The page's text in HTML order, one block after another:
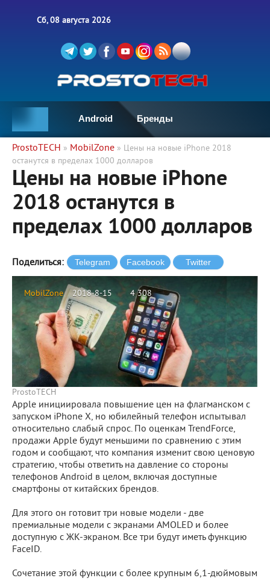
Сб, 08 августа 2026
Android Бренды
ProstoTECH » MobilZone » Цены на новые iPhone 2018
останутся в пределах 1000 долларов
Цены на новые iPhone
2018 останутся в
пределах 1000 долларов
Поделиться:
MobilZone 2018-8-15 4 308
ProstoTECH
Apple инициировала повышение цен на флагманском с
запуском iPhone X, но юбилейный телефон испытывал
относительно слабый спрос. По оценкам TrendForce,
продажи Apple будут меньшими по сравнению с этим
годом и сообщают, что компания изменит свою ценовую
стратегию, чтобы ответить на давление со стороны
телефонов Android в целом, включая доступные
смартфоны от китайских брендов.
Для этого он готовит три новые модели - две
премиальные модели с экранами AMOLED и более
доступную с ЖК-экраном. Все три будут иметь функцию
FaceID.
Сочетание этой функции с более крупным 6,1-дюймовым